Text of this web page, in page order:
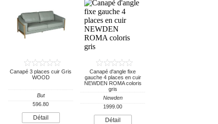
Canapé 3 places cuir Gris
WOOD
But
596.80
Détail
Canapé d'angle fixe
gauche 4 places en cuir
NEWDEN ROMA coloris
gris
Newden
1999.00
Détail